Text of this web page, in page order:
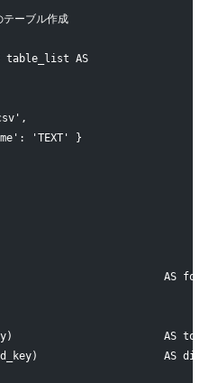
ーブル作成
table_list AS
'TEXT' }
AS
AS
AS